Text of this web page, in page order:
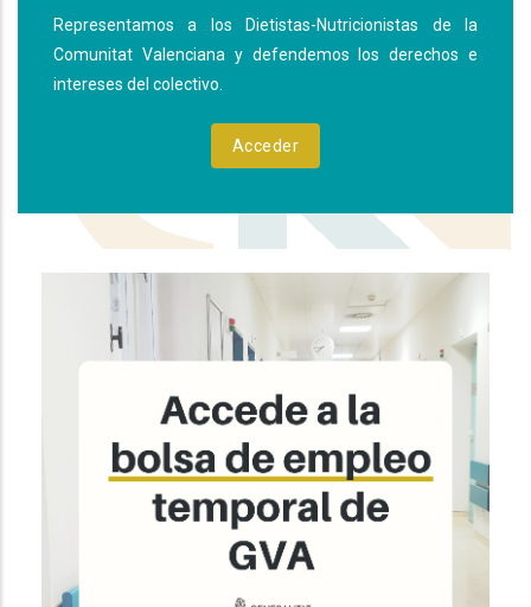
Representamos a los Dietistas-Nutricionistas de la
Comunitat Valenciana y defendemos los derechos e
intereses del colectivo.
Acceder